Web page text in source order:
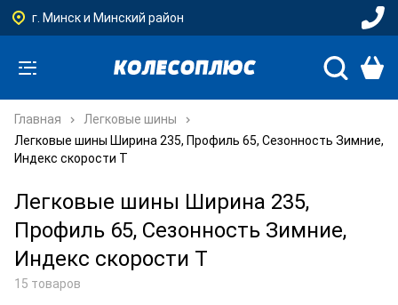
г. Минск и Минский район
Главная
Легковые шины
Легковые шины Ширина 235, Профиль 65, Сезонность Зимние,
Индекс скорости T
Легковые шины Ширина 235,
Профиль 65, Сезонность Зимние,
Индекс скорости T
15 товаров